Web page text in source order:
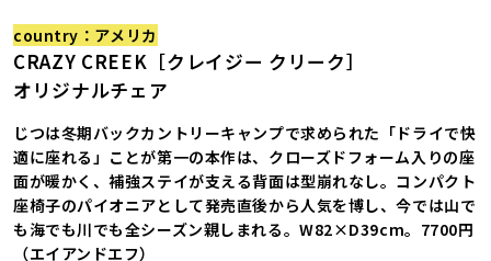
country：アメリカ
CRAZY CREEK［クレイジー クリーク］
オリジナルチェア
じつは冬期バックカントリーキャンプで求められた「ドライで快
適に座れる」ことが第一の本作は、クローズドフォーム入りの座
面が暖かく、補強ステイが支える背面は型崩れなし。コンパクト
座椅子のパイオニアとして発売直後から人気を博し、今では山で
も海でも川でも全シーズン親しまれる。W82×D39cm。7700円
（エイアンドエフ）